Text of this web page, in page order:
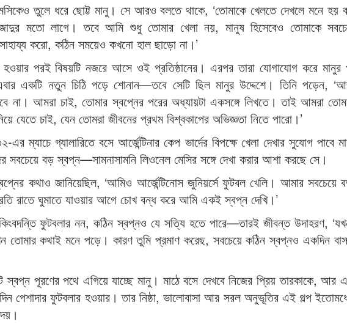
তুলে ধরে ছোট্ট মানু। সে আরও বলতে থাকে, ‘তোমাকে খেলতে দেখলে মনে হয়
মতো লাগে। তবে আমি শুধু তোমার খেলা নয়, মানুষ হিসেবেও তোমাকে
করো, কঠিন সময়েও কখনো হাল ছাড়ো না।’
হওয়ার পরই বিষয়টি নজরে আসে ওই প্রতিষ্ঠানের। এরপর তারা যোগাযোগ করে মানুর
একটি নতুন চিঠি পড়ে শোনান—তবে সেটি ছিল মানুর উদ্দেশে। তিনি পড়েন,
না। আমরা চাই, তোমার স্বপ্নের পরের অধ্যায়টা একসঙ্গে লিখতে। তাই আমরা
যেতে চাই, যেন তোমরা জীবনের প্রথম বিশ্বকাপের অভিজ্ঞতা নিতে পারো।’
ম্যাচে গ্যালারিতে বসে আর্জেন্টিনার কেপ ভার্দের বিপক্ষে খেলা দেখার সুযোগ
বড় স্বপ্ন—সামনাসামনি লিওনেল মেসির সঙ্গে দেখা করার আশা করছে সে।
কথাও জানিয়েছিল, ‘আমিও আর্জেন্টিনোস জুনিয়র্সে ফুটবল খেলি। আমার সবচেয়ে
রাতে ঘুমাতে যাওয়ার আগে চোখ বন্ধ করে আমি একই স্বপ্ন দেখি।’
ফুটবলার নন, কঠিন স্বপ্নও যে সত্যি হতে পারে—তারই জীবন্ত উদাহরণ,
তোমার কথাই মনে পড়ে। কারণ তুমি প্রমাণ করেছ, সবচেয়ে কঠিন স্বপ্নও একদিন
পূরণের পথে এগিয়ে যাচ্ছে মানু। মাঠে বসে দেখবে নিজের প্রিয় তারকাকে, আর
পেশাদার ফুটবলার হওয়ার। তার নিষ্ঠা, ভালোবাসা আর সরল অনুভূতির এই গল্প